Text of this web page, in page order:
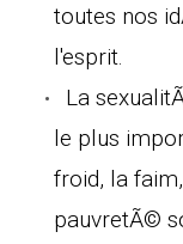
toutes nos
l'esprit.
La
le plus
froid, la
pauvretÃ©